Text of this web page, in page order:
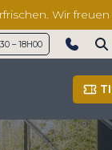
Wir
– 18H00
Show